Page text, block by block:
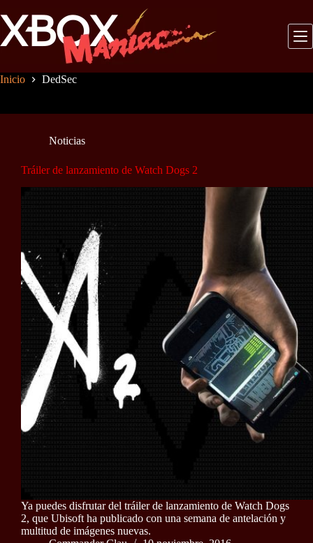
al
contenido
Inicio DedSec
Noticias
Tráiler de lanzamiento de Watch Dogs 2
Ya puedes disfrutar del tráiler de lanzamiento de Watch Dogs
2, que Ubisoft ha publicado con una semana de antelación y
multitud de imágenes nuevas.